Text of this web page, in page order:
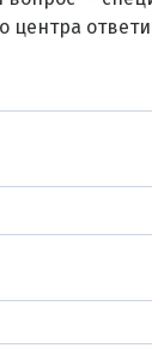
клеточного
центра